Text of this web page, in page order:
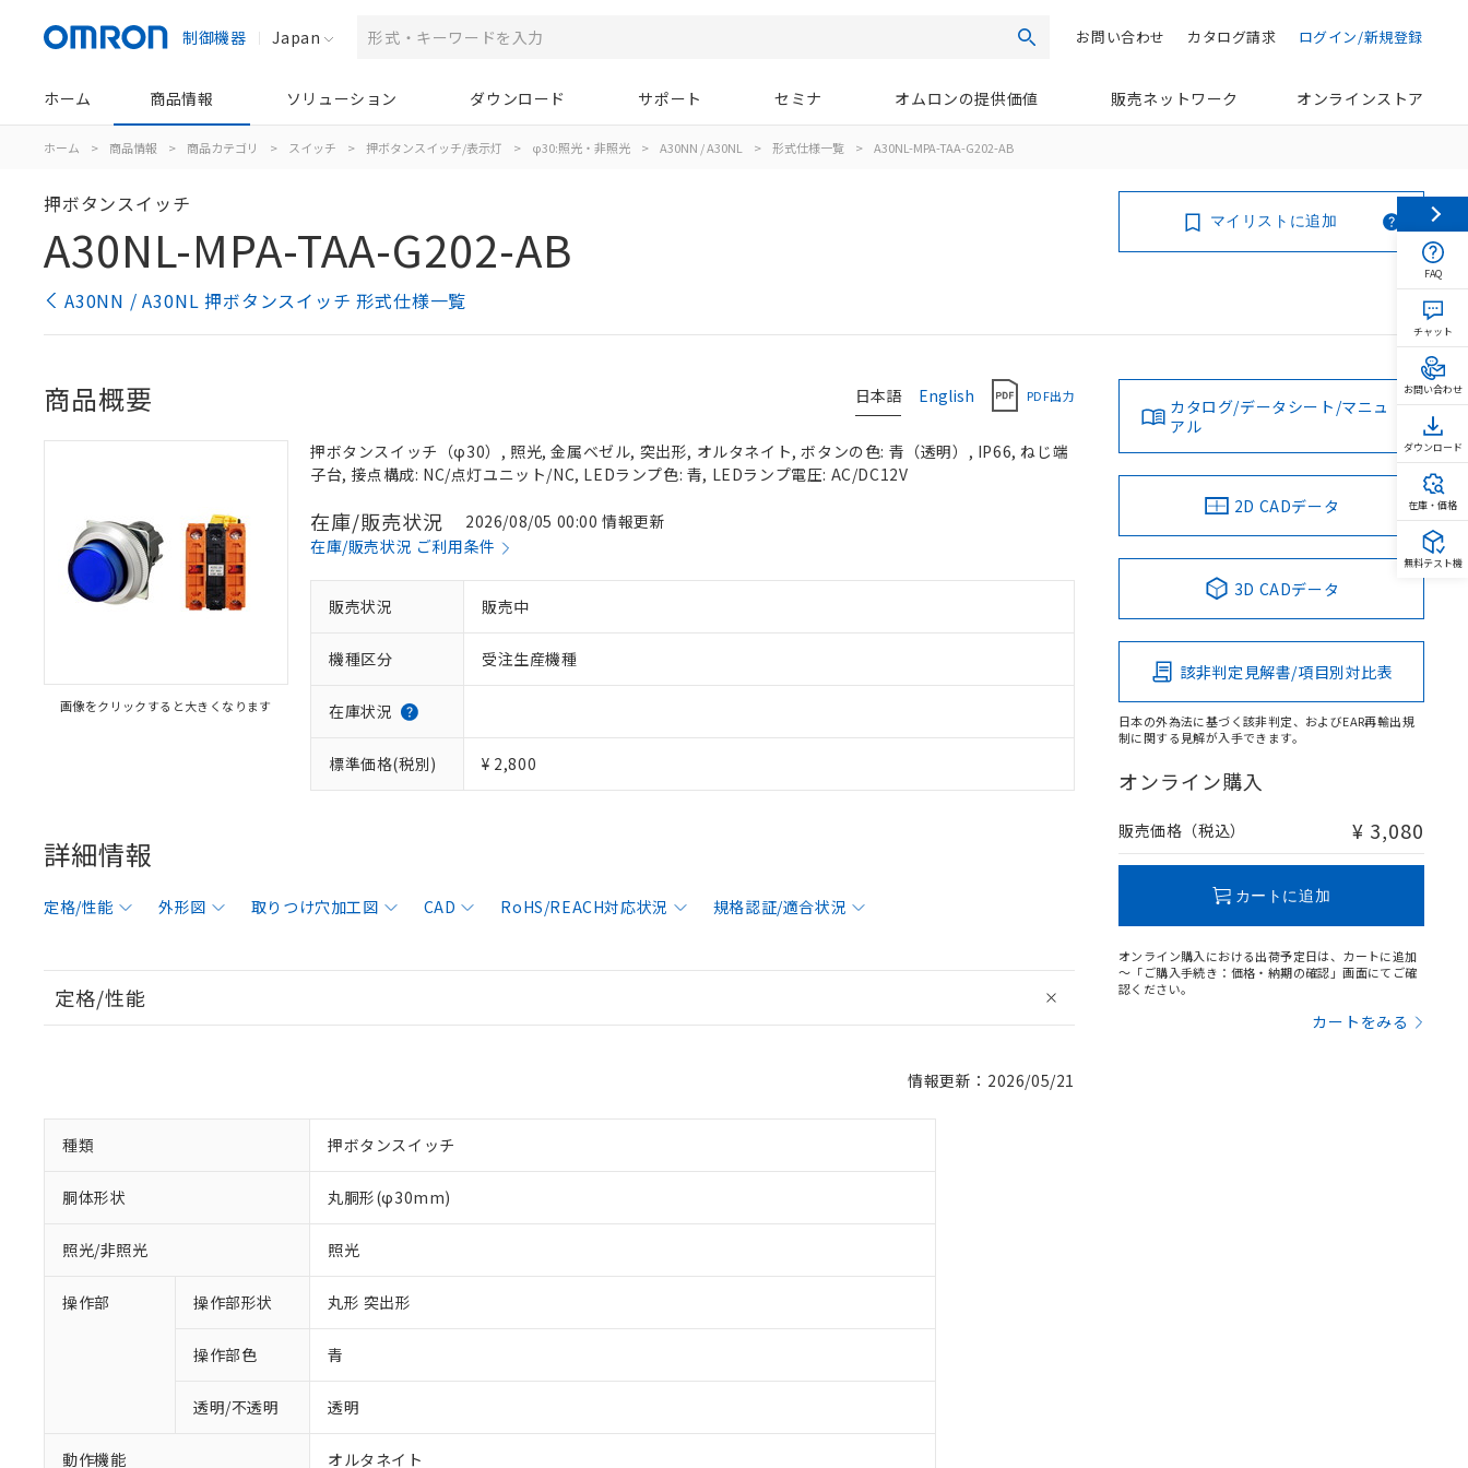
制御機器 Japan 検索 ログイン/新規登録
カタログ請求
お問い合わせ
ホーム 商品情報 ソリューション ダウンロード サポート セミナ オムロンの提供価値 販売ネットワーク オンラインストア
ホーム > 商品情報 > 商品カテゴリ > スイッチ > 押ボタンスイッチ/表示灯 > φ30:照光・非照光 > A30NN / A30NL > 形式仕様一覧 > A30NL-MPA-TAA-G202-AB
押ボタンスイッチ
A30NL-MPA-TAA-G202-AB
A30NN / A30NL 押ボタンスイッチ 形式仕様一覧
マイリストに追加
日本語 English PDF出力
商品概要
画像をクリックすると大きくなります
押ボタンスイッチ（φ30）, 照光, 金属ベゼル, 突出形, オルタネイト, ボタンの色: 青（透明）, IP66, ねじ端
子台, 接点構成: NC/点灯ユニット/NC, LEDランプ色: 青, LEDランプ電圧: AC/DC12V
在庫/販売状況
2026/08/05 00:00 情報更新
在庫/販売状況 ご利用条件
販売状況 販売中
機種区分 受注生産機種
在庫状況
標準価格(税別) ¥ 2,800
詳細情報
定格/性能 外形図 取りつけ穴加工図 CAD RoHS/REACH対応状況 規格認証/適合状況
定格/性能
情報更新：2026/05/21
種類 押ボタンスイッチ
胴体形状 丸胴形(φ30mm)
照光/非照光 照光
操作部 操作部形状 丸形 突出形
操作部色 青
透明/不透明 透明
動作機能 オルタネイト
カタログ/データシート/マニュ
アル
2D CADデータ
3D CADデータ
該非判定見解書/項目別対比表
日本の外為法に基づく該非判定、およびEAR再輸出規
制に関する見解が入手できます。
オンライン購入
販売価格（税込） ¥ 3,080
カートに追加
オンライン購入における出荷予定日は、カートに追加
～「ご購入手続き：価格・納期の確認」画面にてご確
認ください。
カートをみる
FAQ
チャット
お問い合わせ
ダウンロード
在庫・価格
無料テスト機